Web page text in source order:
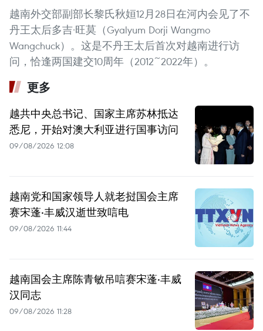
越南外交部副部长黎氏秋姮12月28日在河内会见了不
丹王太后多吉·旺莫（Gyalyum Dorji Wangmo
Wangchuck）。这是不丹王太后首次对越南进行访
问，恰逢两国建交10周年（2012~2022年）。
更多
越共中央总书记、国家主席苏林抵达
悉尼，开始对澳大利亚进行国事访问
09/08/2026 12:08
越南党和国家领导人就老挝国会主席
赛宋蓬·丰威汉逝世致唁电
09/08/2026 11:44
越南国会主席陈青敏吊唁赛宋蓬·丰威
汉同志
09/08/2026 11:28